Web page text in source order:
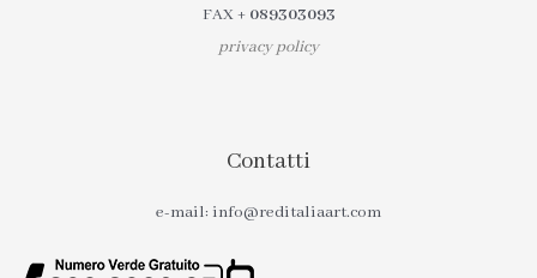
FAX+ 089303093
privacy policy
Contatti
e-mail: info@reditaliaart.com